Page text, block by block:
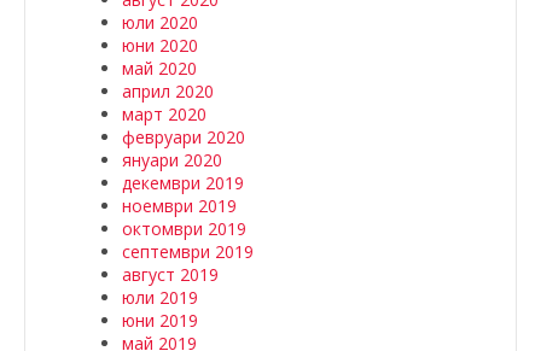
юли 2020
юни 2020
май 2020
април 2020
март 2020
февруари 2020
януари 2020
декември 2019
ноември 2019
октомври 2019
септември 2019
август 2019
юли 2019
юни 2019
май 2019